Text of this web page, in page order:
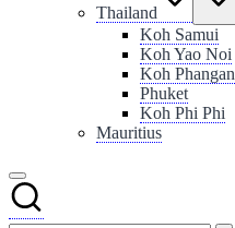
Thailand
Koh Samui
Koh Yao Noi
Koh Phangan
Phuket
Koh Phi Phi
Mauritius